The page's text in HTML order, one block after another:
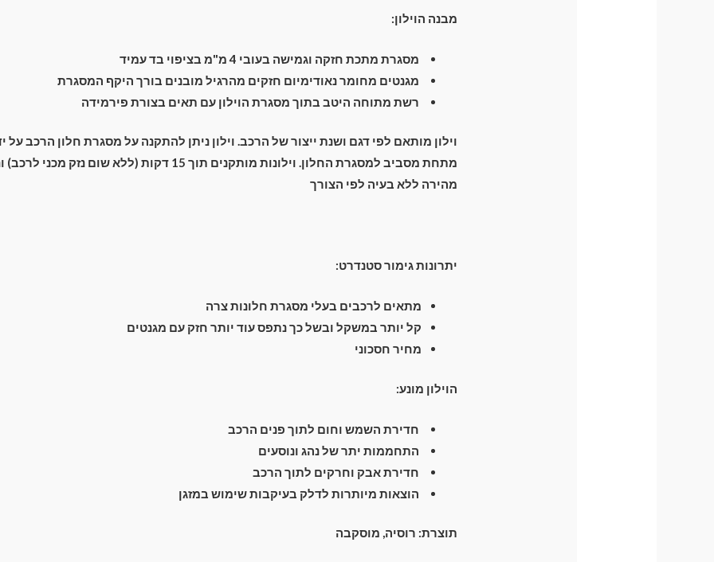
מבנה הוילון:
מסגרת מתכת חזקה וגמישה בעובי 4 מ"מ בציפוי בד עמיד
מגנטים מחומר נאודימיום חזקים מהרגיל מובנים בורך היקף המסגרת
רשת מתוחה היטב בתוך מסגרת הוילון עם תאים בצורת פירמידה
וילון מותאם לפי דגם ושנת ייצור של הרכב. וילון ניתן להתקנה על מסגרת חלון הרכב על
מתחת מסביב למסגרת החלון. וילונות מותקנים תוך 15 דקות (ללא
מהירה ללא בעיה לפי הצורך
יתרונות גימור סטנדרט:
מתאים לרכבים בעלי מסגרת חלונות צרה
קל יותר במשקל ובשל כך נתפס עוד יותר חזק עם מגנטים
מחיר חסכוני
הוילון מונע:
חדירת השמש וחום לתוך פנים הרכב
התחממות יתר של נהג ונוסעים
חדירת אבק וחרקים לתוך הרכב
הוצאות מיותרות לדלק בעיקבות שימוש במזגן
תוצרת: רוסיה, מוסקבה
תשלום